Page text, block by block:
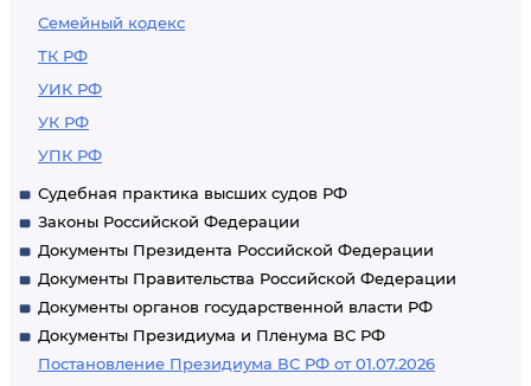
Семейный кодекс
ТК РФ
УИК РФ
УК РФ
УПК РФ
Судебная практика высших судов РФ
Законы Российской Федерации
Документы Президента Российской Федерации
Документы Правительства Российской Федерации
Документы органов государственной власти РФ
Документы Президиума и Пленума ВС РФ
Постановление Президиума ВС РФ от 01.07.2026